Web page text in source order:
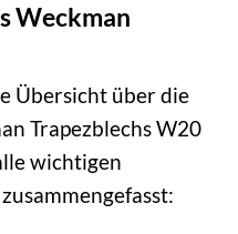
Weckman
Übersicht über die
Trapezblechs W20
wichtigen